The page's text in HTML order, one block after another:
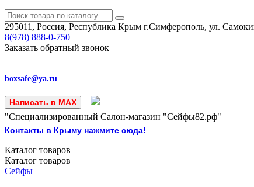
295011, Россия, Республика Крым г.Симферополь, ул.
8(978) 888-0-750
Заказать обратный звонок
boxsafe@ya.ru
Написать в MAX
"Специализированный Салон-магазин "Сейфы82.рф"
Контакты в Крыму нажмите сюда!
Каталог товаров
Каталог товаров
Сейфы